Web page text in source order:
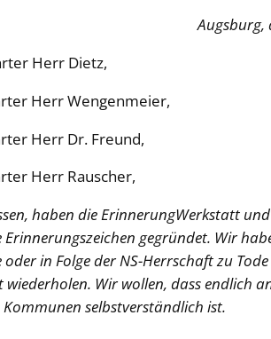
den 24.
Herr Dietz,
Herr Wengenmeier,
Herr Dr. Freund,
Herr Rauscher,
haben die ErinnerungWerkstatt
Erinnerungszeichen gegründet. Wir
in Folge der NS-Herrschaft zu
wiederholen. Wir wollen, dass endlich
selbstverständlich ist.